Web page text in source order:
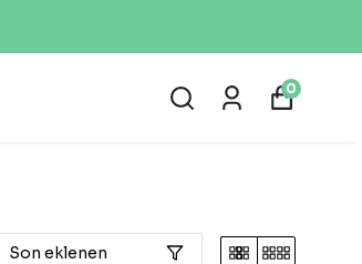
0
Son eklenen